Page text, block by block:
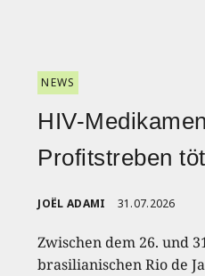
NEWS
HIV-
Profitstreben
JOËL ADAMI 31.07.2026
Zwischen dem 26. und
brasilianischen Rio de